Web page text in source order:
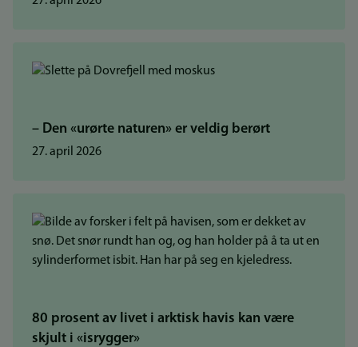
– Den «urørte naturen» er veldig berørt
27. april 2026
80 prosent av livet i arktisk havis kan være
skjult i «isrygger»